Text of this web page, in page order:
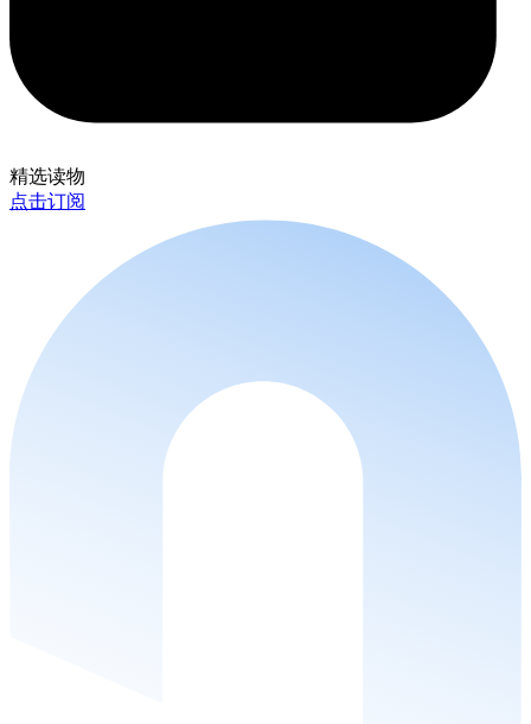
精选读物
点击订阅